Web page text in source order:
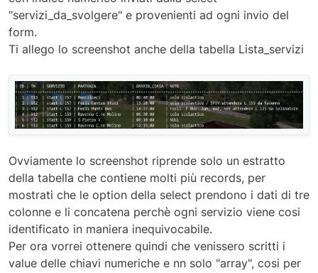
"servizi_da_svolgere" e provenienti ad ogni invio del
form.
Ti allego lo screenshot anche della tabella Lista_servizi
Ovviamente lo screenshot riprende solo un estratto
della tabella che contiene molti più records, per
mostrati che le option della select prendono i dati di tre
colonne e li concatena perchè ogni servizio viene cosi
identificato in maniera inequivocabile.
Per ora vorrei ottenere quindi che venissero scritti i
value delle chiavi numeriche e nn solo "array", cosi per